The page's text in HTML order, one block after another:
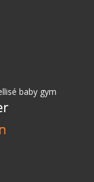
baby gym